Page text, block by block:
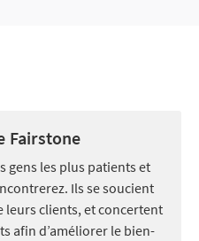
Fairstone
gens les plus patients et
Ils se soucient
leurs clients, et concertent
afin d’améliorer le bien-